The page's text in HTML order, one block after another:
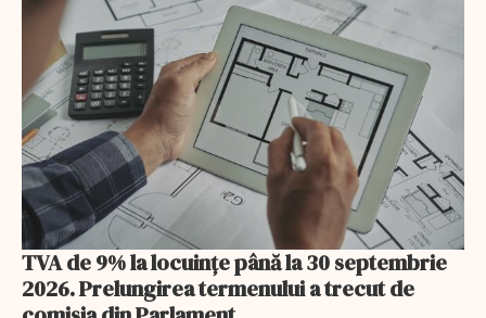
TVA de 9% la locuințe până la 30 septembrie
2026. Prelungirea termenului a trecut de